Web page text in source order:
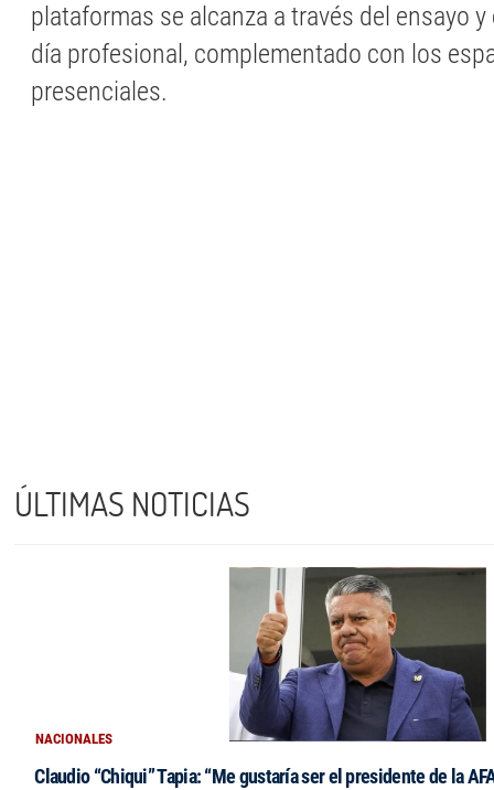
plataformas se alcanza a través del ensayo y
día profesional, complementado con los
presenciales.
ÚLTIMAS NOTICIAS
NACIONALES
Claudio “Chiqui” Tapia: “Me gustaría ser el presidente de la